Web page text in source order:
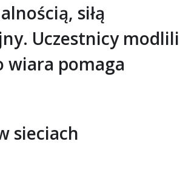
siłą
Uczestnicy modlili
wiara pomaga
sieciach